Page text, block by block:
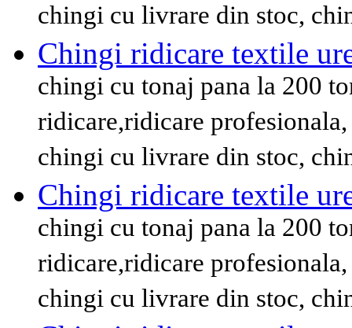
chingi cu livrare din stoc,
Chingi ridicare textile
chingi cu tonaj pana la 200
ridicare,ridicare
chingi cu livrare din stoc,
Chingi ridicare textile
chingi cu tonaj pana la 200
ridicare,ridicare
chingi cu livrare din stoc,